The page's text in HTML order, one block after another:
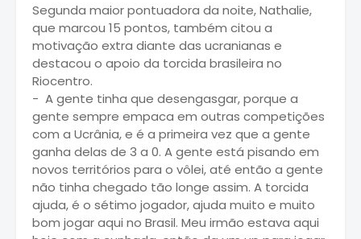
Segunda maior pontuadora da noite, Nathalie,
que marcou 15 pontos, também citou a
motivação extra diante das ucranianas e
destacou o apoio da torcida brasileira no
Riocentro.
- A gente tinha que desengasgar, porque a
gente sempre empaca em outras competições
com a Ucrânia, e é a primeira vez que a gente
ganha delas de 3 a 0. A gente está pisando em
novos territórios para o vôlei, até então a gente
não tinha chegado tão longe assim. A torcida
ajuda, é o sétimo jogador, ajuda muito e muito
bom jogar aqui no Brasil. Meu irmão estava aqui